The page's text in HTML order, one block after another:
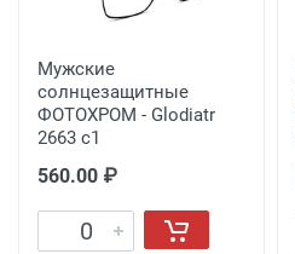
Мужские
солнцезащитные
ФОТОХРОМ - Glodiatr
2663 c1
560.00 ₽